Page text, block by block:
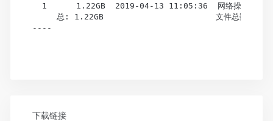
1      1.22GB  2019-04-13 11:05:36  网络操作系统
总: 1.22GB                       文
----
下载链接